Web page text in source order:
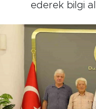
ederek bilgi
Sağlık
Kültür Sanat
Tarihçe
Resmi İlanlar
Söyleşi
Son Dakika
Haber Arşivi